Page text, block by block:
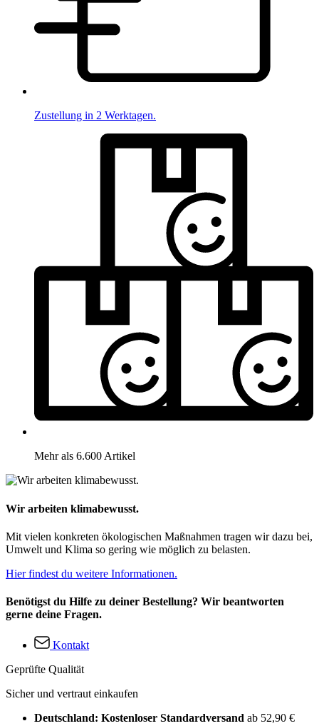
Zustellung in 2 Werktagen.
Mehr als 6.600 Artikel
Wir arbeiten klimabewusst.
Mit vielen konkreten ökologischen Maßnahmen tragen wir dazu bei,
Umwelt und Klima so gering wie möglich zu belasten.
Hier findest du weitere Informationen.
Benötigst du Hilfe zu deiner Bestellung? Wir beantworten
gerne deine Fragen.
Kontakt
Geprüfte Qualität
Sicher und vertraut einkaufen
Deutschland: Kostenloser Standardversand ab 52,90 €